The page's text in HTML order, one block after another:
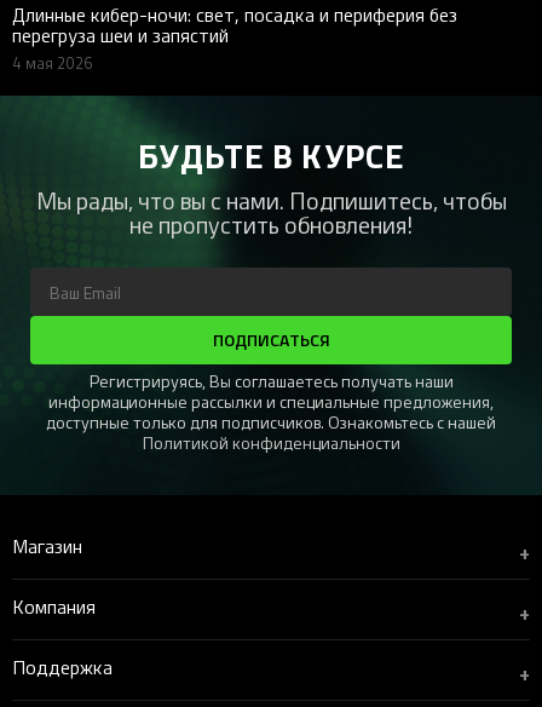
Длинные кибер-ночи: свет, посадка и периферия без
перегруза шеи и запястий
4 мая 2026
БУДЬТЕ В КУРСЕ
Мы рады, что вы с нами. Подпишитесь, чтобы
не пропустить обновления!
ПОДПИСАТЬСЯ
Регистрируясь, Вы соглашаетесь получать наши
информационные рассылки и специальные предложения,
доступные только для подписчиков. Ознакомьтесь с нашей
Политикой конфиденциальности
Магазин +
Компания +
Поддержка +